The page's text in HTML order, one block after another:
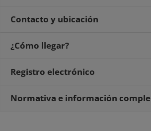
Contacto y ubicación
¿Cómo llegar?
Registro electrónico
Normativa e información